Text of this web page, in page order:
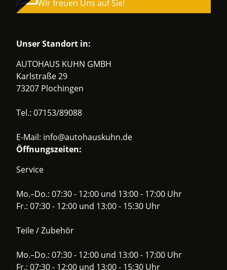
Wir freuen Uns auf Sie!
Unser Standort in:
AUTOHAUS KUHN GMBH
Karlstraße 29
73207 Plochingen
Tel.: 07153/89088
E-Mail: info@autohauskuhn.de
Öffnungszeiten:
Service
Mo.–Do.: 07:30 - 12:00 und 13:00 - 17:00 Uhr
Fr.: 07:30 - 12:00 und 13:00 - 15:30 Uhr
Teile / Zubehör
Mo.–Do.: 07:30 - 12:00 und 13:00 - 17:00 Uhr
Fr.: 07:30 - 12:00 und 13:00 - 15:30 Uhr